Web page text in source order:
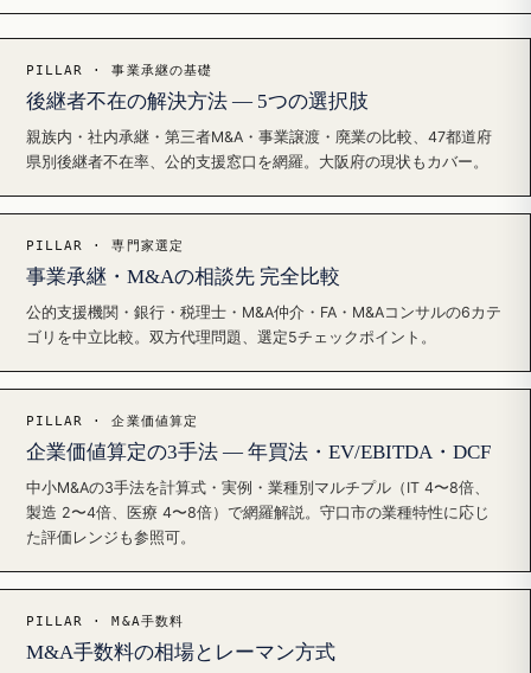
PILLAR · 事業承継の基礎
後継者不在の解決方法 — 5つの選択肢
親族内・社内承継・第三者M&A・事業譲渡・廃業の比較、47都道府
県別後継者不在率、公的支援窓口を網羅。大阪府の現状もカバー。
PILLAR · 専門家選定
事業承継・M&Aの相談先 完全比較
公的支援機関・銀行・税理士・M&A仲介・FA・M&Aコンサルの6カテ
ゴリを中立比較。双方代理問題、選定5チェックポイント。
PILLAR · 企業価値算定
企業価値算定の3手法 — 年買法・EV/EBITDA・DCF
中小M&Aの3手法を計算式・実例・業種別マルチプル（IT 4〜8倍、
製造 2〜4倍、医療 4〜8倍）で網羅解説。守口市の業種特性に応じ
た評価レンジも参照可。
PILLAR · M&A手数料
M&A手数料の相場とレーマン方式